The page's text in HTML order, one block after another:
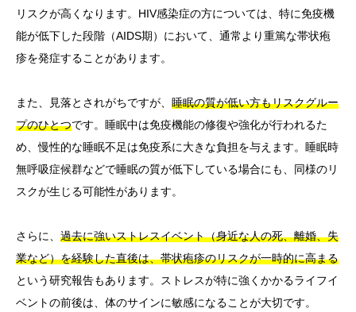
リスクが高くなります。HIV感染症の方については、特に免疫機
能が低下した段階（AIDS期）において、通常より重篤な帯状疱
疹を発症することがあります。
また、見落とされがちですが、 睡眠の質が低い方もリスクグルー
プのひとつです。睡眠中は免疫機能の修復や強化が行われるた
め、慢性的な睡眠不足は免疫系に大きな負担を与えます。睡眠時
無呼吸症候群などで睡眠の質が低下している場合にも、同様のリ
スクが生じる可能性があります。
さらに、 過去に強いストレスイベント（身近な人の死、離婚、失
業など）を経験した直後は、帯状疱疹のリスクが一時的に高まる
という研究報告もあります。ストレスが特に強くかかるライフイ
ベントの前後は、体のサインに敏感になることが大切です。